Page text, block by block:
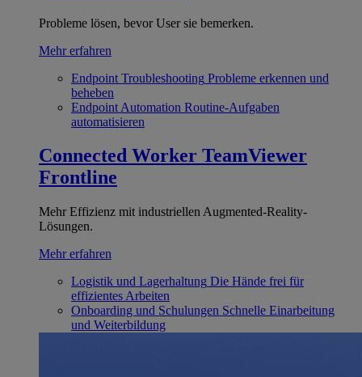
Probleme lösen, bevor User sie bemerken.
Mehr erfahren
Endpoint Troubleshooting Probleme erkennen und
beheben
Endpoint Automation Routine-Aufgaben
automatisieren
Connected Worker TeamViewer
Frontline
Mehr Effizienz mit industriellen Augmented-Reality-
Lösungen.
Mehr erfahren
Logistik und Lagerhaltung Die Hände frei für
effizientes Arbeiten
Onboarding und Schulungen Schnelle Einarbeitung
und Weiterbildung